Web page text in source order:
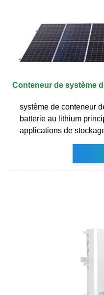
Conteneur de système
système de conteneur
batterie au lithium
applications de